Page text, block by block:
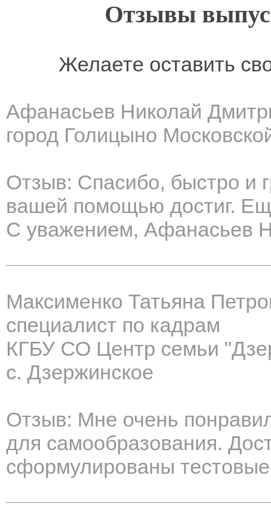
Отзывы
Желаете оставить
Афанасьев Николай
город Голицыно
Отзыв: Спасибо, быстро и
вашей помощью достиг.
С уважением, Афанасьев
Максименко Татьяна
специалист по кадрам
КГБУ СО Центр семьи
с. Дзержинское
Отзыв: Мне очень
для самообразования.
сформулированы